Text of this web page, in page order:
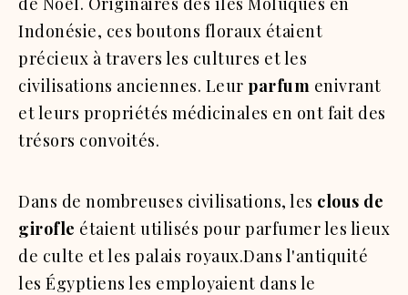
Indonésie, ces boutons floraux étaient
précieux à travers les cultures et les
civilisations anciennes. Leur parfum enivrant
et leurs propriétés médicinales en ont fait des
trésors convoités.
Dans de nombreuses civilisations, les clous de
girofle étaient utilisés pour parfumer les lieux
de culte et les palais royaux.Dans l'antiquité
les Égyptiens les employaient dans le